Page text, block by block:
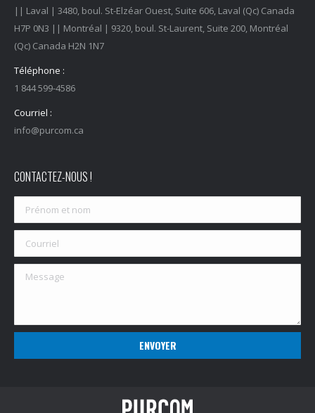
|| Laval | 3480, boul. St-Elzéar Ouest, Suite 606, Laval (Qc) Canada
H7P 0N3 || Montréal | 9320, boul. St-Laurent, Suite 200, Montréal
(Qc) Canada H2N 1N7
Téléphone :
1 844 599-4586
Courriel :
info@purcom.ca
CONTACTEZ-NOUS !